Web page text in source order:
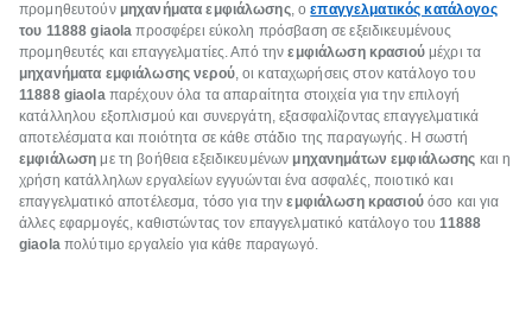
προμηθευτούν μηχανήματα εμφιάλωσης, οεπαγγελματικός κατάλογος
του 11888 giaola προσφέρει εύκολη πρόσβαση σε εξειδικευμένους
προμηθευτές και επαγγελματίες. Από τηνεμφιάλωση κρασιούμέχρι τα
μηχανήματα εμφιάλωσης νερού, οι καταχωρήσεις στον κατάλογο του
11888 giaolaπαρέχουν όλα τα απαραίτητα στοιχεία για την επιλογή
κατάλληλου εξοπλισμού και συνεργάτη, εξασφαλίζοντας επαγγελματικά
αποτελέσματα και ποιότητα σε κάθε στάδιο της παραγωγής. Η σωστή
εμφιάλωση με τη βοήθεια εξειδικευμένων μηχανημάτων εμφιάλωσης και η
χρήση κατάλληλων εργαλείων εγγυώνται ένα ασφαλές, ποιοτικό και
επαγγελματικό αποτέλεσμα, τόσο για τηνεμφιάλωση κρασιούόσο και για
άλλες εφαρμογές, καθιστώντας τον επαγγελματικό κατάλογο του11888
giaolaπολύτιμο εργαλείο για κάθε παραγωγό.